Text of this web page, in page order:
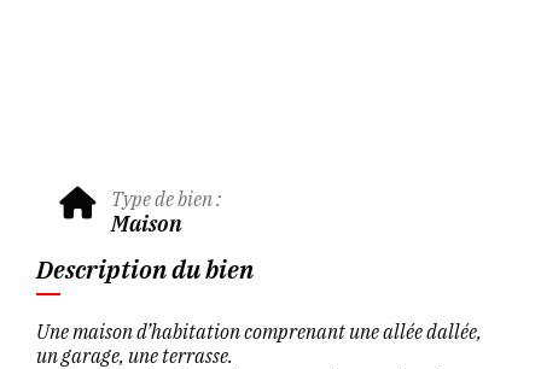
Type de bien :
Maison
Description du bien
Une maison d’habitation comprenant une allée dallée,
un garage, une terrasse.